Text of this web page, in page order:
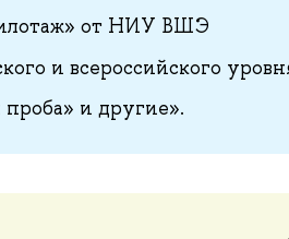
от НИУ ВШЭ
и всероссийского
и другие».